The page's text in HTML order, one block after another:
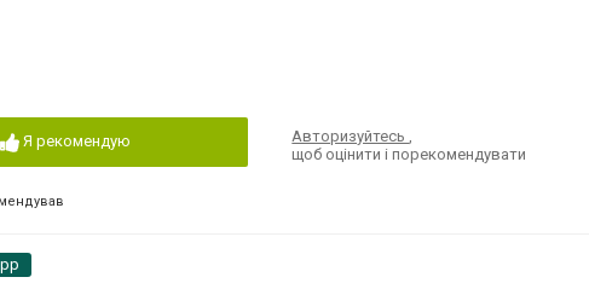
Я рекомендую Авторизуйтесь,
щоб оцінити і порекомендувати